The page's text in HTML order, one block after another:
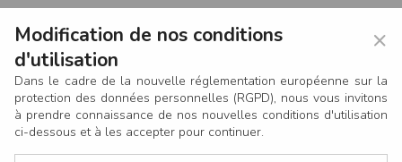
×
Modification de nos conditions
d'utilisation
Dans le cadre de la nouvelle réglementation européenne sur la
protection des données personnelles (RGPD), nous vous invitons
à prendre connaissance de nos nouvelles conditions d'utilisation
ci-dessous et à les accepter pour continuer.